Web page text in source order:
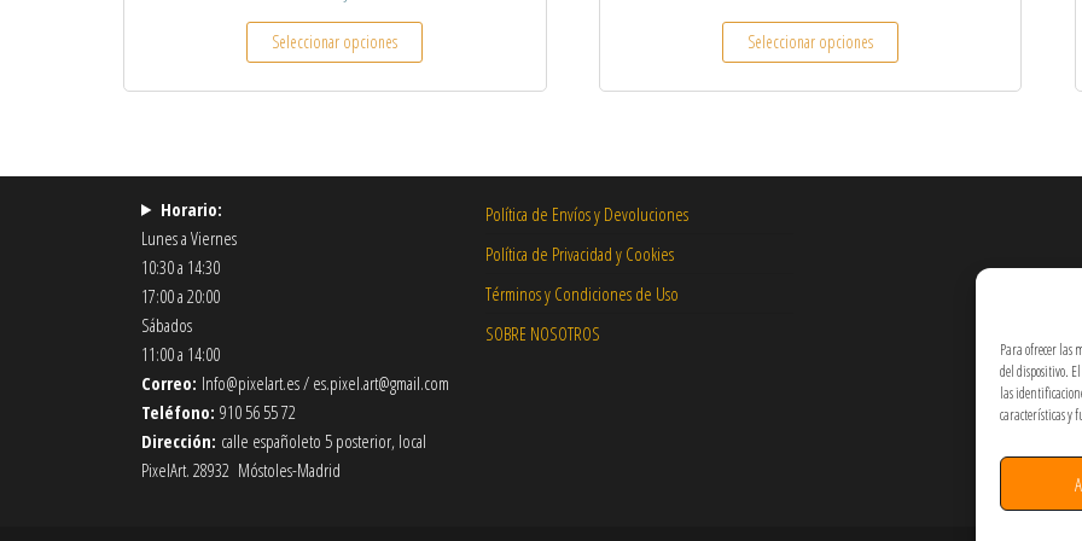
Para ofrecer las
del dispositivo.
las
características y
Seleccionar opciones
Este producto tiene múltiples variantes. Las opciones se pueden elegir en la página de producto
Seleccionar opciones
Este producto tiene múltiples
Horario:
Lunes a Viernes
10:30 a 14:30
17:00 a 20:00
Sábados
11:00 a 14:00
Correo: Info@pixelart.es / es.pixel.art@gmail.com
Teléfono: 910 56 55 72
Dirección: calle españoleto 5 posterior, local
PixelArt. 28932 Móstoles-Madrid
Política de Envíos y Devoluciones
Política de Privacidad y Cookies
Términos y Condiciones de Uso
SOBRE NOSOTROS